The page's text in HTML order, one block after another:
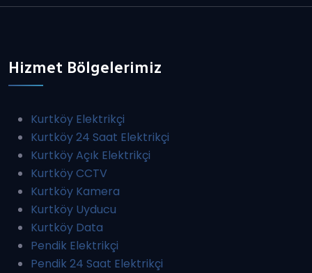
Hizmet Bölgelerimiz
Kurtköy Elektrikçi
Kurtköy 24 Saat Elektrikçi
Kurtköy Açık Elektrikçi
Kurtköy CCTV
Kurtköy Kamera
Kurtköy Uyducu
Kurtköy Data
Pendik Elektrikçi
Pendik 24 Saat Elektrikçi